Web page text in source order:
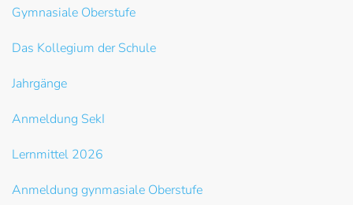
Gymnasiale Oberstufe
Das Kollegium der Schule
Jahrgänge
Anmeldung SekI
Lernmittel 2026
Anmeldung gynmasiale Oberstufe